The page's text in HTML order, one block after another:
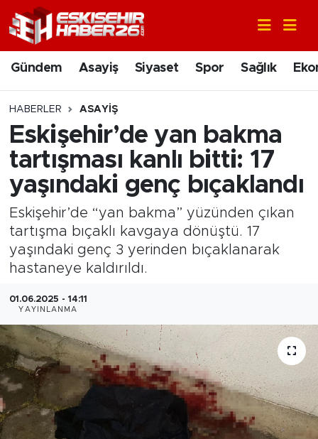
Gündem Asayiş Siyaset Spor Sağlık
HABERLER ASAYIŞ
Eskişehir’de yan bakma
tartışması kanlı bitti: 17
yaşındaki genç bıçaklandı
Eskişehir’de “yan bakma” yüzünden çıkan
tartışma bıçaklı kavgaya dönüştü. 17
yaşındaki genç 3 yerinden bıçaklanarak
hastaneye kaldırıldı.
01.06.2025 - 14:11
YAYINLANMA
Gündem
Asayiş
Siyaset
Spor
Sağlık
Ekonomi
Eğitim
Sanat
Bölge
Teknoloji
Magazin
Nöbetçi Eczaneler
Hava Durumu
Trafik Durumu
Süper Lig Puan Durumu ve Fikstür
Tüm Manşetler
Son Dakika Haberleri
Haber Arşivi